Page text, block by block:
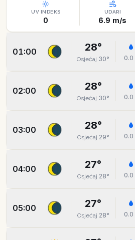
UV INDEKS
0
UDARI
6.9 m/s
01:00 28°
Osjećaj 30° 0.0
02:00 28°
Osjećaj 30° 0.0
03:00 28°
Osjećaj 29° 0.0
04:00 27°
Osjećaj 28° 0.0
05:00 27°
Osjećaj 28° 0.0